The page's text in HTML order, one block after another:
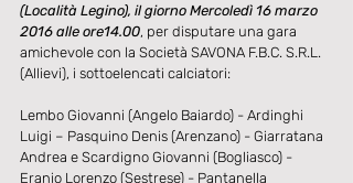
(Località Legino), il giorno Mercoledì 16 marzo
2016 alle ore14.00, per disputare una gara
amichevole con la Società SAVONA F.B.C. S.R.L.
(Allievi), i sottoelencati calciatori:
Lembo Giovanni (Angelo Baiardo) - Ardinghi
Luigi – Pasquino Denis (Arenzano) - Giarratana
Andrea e Scardigno Giovanni (Bogliasco) -
Eranio Lorenzo (Sestrese) - Pantanella